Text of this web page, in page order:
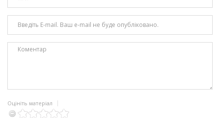
Оцініть матеріал